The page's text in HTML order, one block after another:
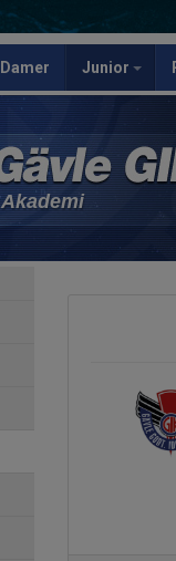
Damer Junior
Akademi